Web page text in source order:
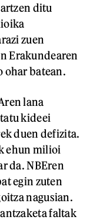
ditu
zuen
Erakundearen
ohar batean.
lana
kideei
duen defizita.
ehun milioi
da. NBEren
egin zuten
nagusian.
faltak